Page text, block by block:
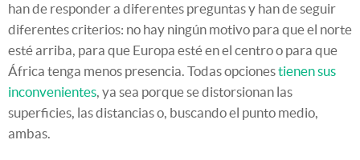
han de responder a diferentes preguntas y han de seguir
diferentes criterios: no hay ningún motivo para que el norte
esté arriba, para que Europa esté en el centro o para que
África tenga menos presencia. Todas opcionestienen sus
inconvenientes, ya sea porque se distorsionan las
superficies, las distancias o, buscando el punto medio,
ambas.